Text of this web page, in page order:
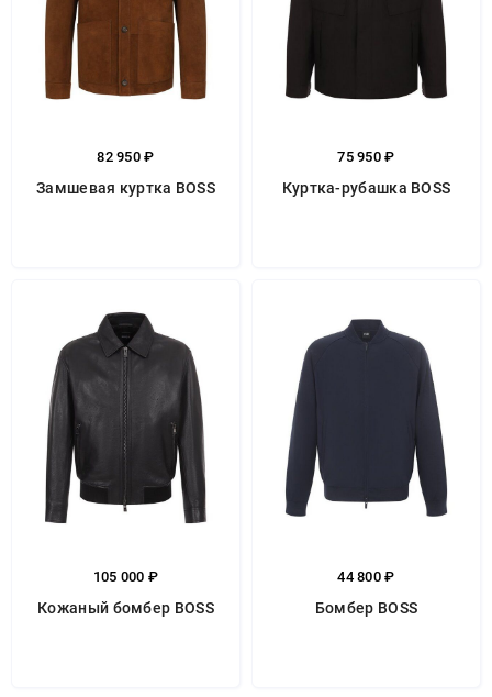
82 950 ₽
Замшевая куртка BOSS
75 950 ₽
Куртка-рубашка BOSS
105 000 ₽
Кожаный бомбер BOSS
44 800 ₽
Бомбер BOSS